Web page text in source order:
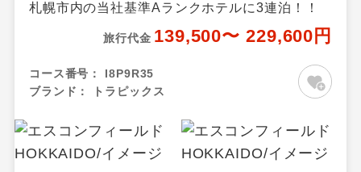
札幌市内の当社基準Aランクホテルに3連泊！！
旅行代金 139,500〜 229,600円
コース番号：
I8P9R35
ブランド：
トラピックス